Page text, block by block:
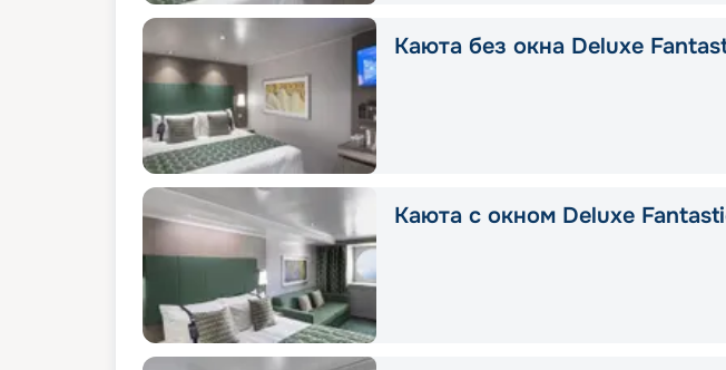
Каюта без окна Deluxe
Каюта с окном Deluxe